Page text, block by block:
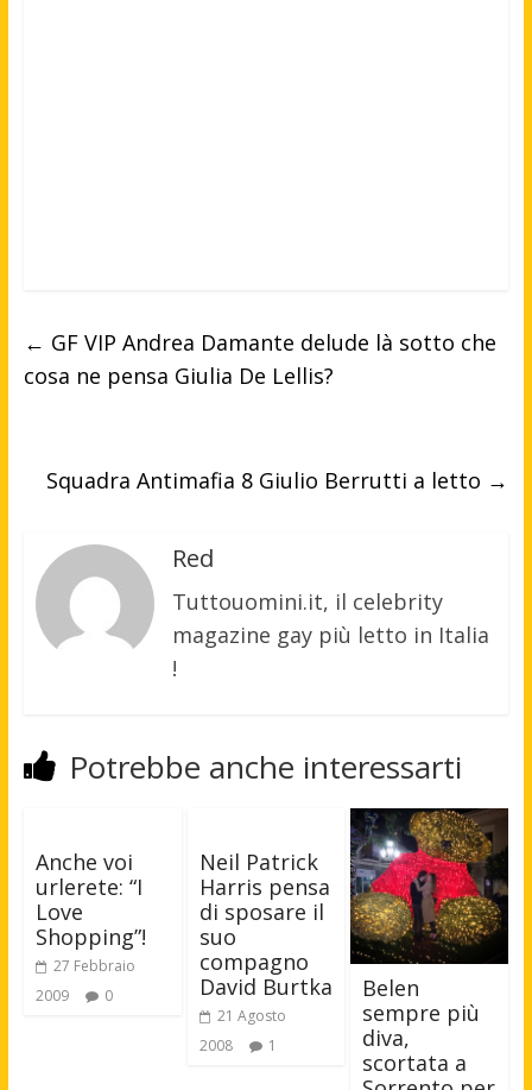
← GF VIP Andrea Damante delude là sotto che
cosa ne pensa Giulia De Lellis?
Squadra Antimafia 8 Giulio Berrutti a letto →
Red
Tuttouomini.it, il celebrity
magazine gay più letto in Italia
!
Potrebbe anche interessarti
Anche voi
urlerete: “I
Love
Shopping”!
27 Febbraio
2009
0
Neil Patrick
Harris pensa
di sposare il
suo
compagno
David Burtka
21 Agosto
2008
1
Belen
sempre più
diva,
scortata a